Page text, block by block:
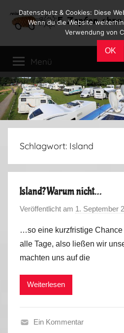
Inhalt
Reiseblog
Leben
im
Wohnmobil
Menü
Schlagwort: Island
Island? Warum nicht…
Veröffentlicht am 1. September
…so eine kurzfristige Chance
alle Tage, also ließen wir
machten uns auf die
Weiterlesen
Ein Kommentar
Datenschutz & Cookies: Diese
Wenn du die Website
Verwendung von
OK